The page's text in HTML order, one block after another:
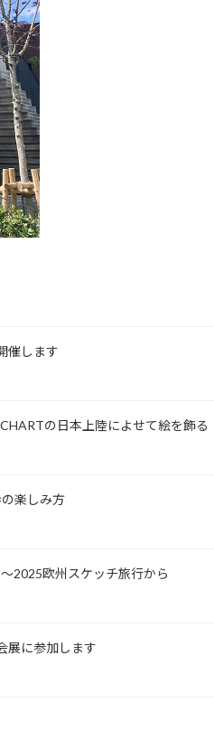
催します
の日本上陸によせて絵を飾る
楽しみ方
2025欧州スケッチ旅行から
展に参加します